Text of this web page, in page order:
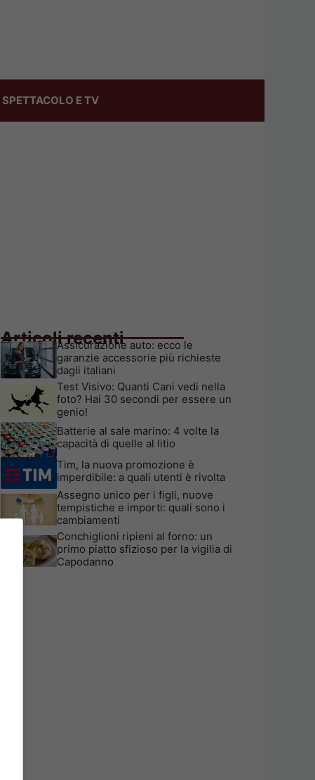
SPETTACOLO E TV
Articoli recenti
Assicurazione auto: ecco le
garanzie accessorie più richieste
dagli italiani
Test Visivo: Quanti Cani vedi nella
foto? Hai 30 secondi per essere un
genio!
Batterie al sale marino: 4 volte la
capacità di quelle al litio
Tim, la nuova promozione è
imperdibile: a quali utenti è rivolta
Assegno unico per i figli, nuove
tempistiche e importi: quali sono i
cambiamenti
Conchiglioni ripieni al forno: un
primo piatto sfizioso per la vigilia di
Capodanno